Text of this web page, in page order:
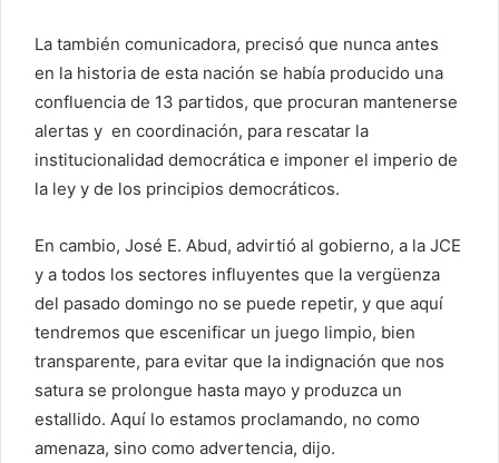
La también comunicadora, precisó que nunca antes
en la historia de esta nación se había producido una
confluencia de 13 partidos, que procuran mantenerse
alertas y en coordinación, para rescatar la
institucionalidad democrática e imponer el imperio de
la ley y de los principios democráticos.
En cambio, José E. Abud, advirtió al gobierno, a la JCE
y a todos los sectores influyentes que la vergüenza
del pasado domingo no se puede repetir, y que aquí
tendremos que escenificar un juego limpio, bien
transparente, para evitar que la indignación que nos
satura se prolongue hasta mayo y produzca un
estallido. Aquí lo estamos proclamando, no como
amenaza, sino como advertencia, dijo.